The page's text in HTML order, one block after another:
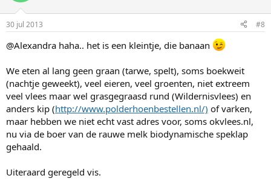
30 jul 2013 #8
@Alexandra haha.. het is een kleintje, die banaan
We eten al lang geen graan (tarwe, spelt), soms boekweit
(nachtje geweekt), veel eieren, veel groenten, niet extreem
veel vlees maar wel grasgegraasd rund (Wildernisvlees) en
anders kip (http://www.polderhoenbestellen.nl/) of varken,
maar hebben we niet echt vast adres voor, soms okvlees.nl,
nu via de boer van de rauwe melk biodynamische speklap
gehaald.
Uiteraard geregeld vis.